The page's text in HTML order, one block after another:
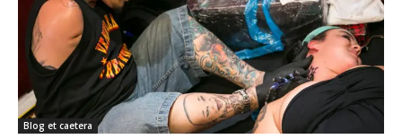
Blog et caetera